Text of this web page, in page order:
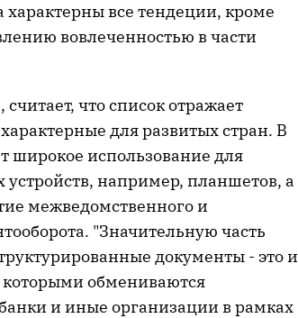
все тендеции, кроме
вовлеченностью в части
что список отражает
для развитых стран. В
широкое использование для
например, планшетов, а
межведомственного и
"Значительную часть
документы - это и
обмениваются
и иные организации в рамках